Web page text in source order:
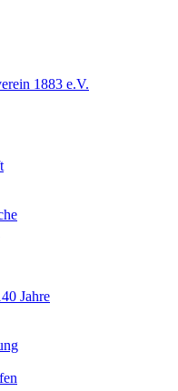
1883 e.V.
Jahre